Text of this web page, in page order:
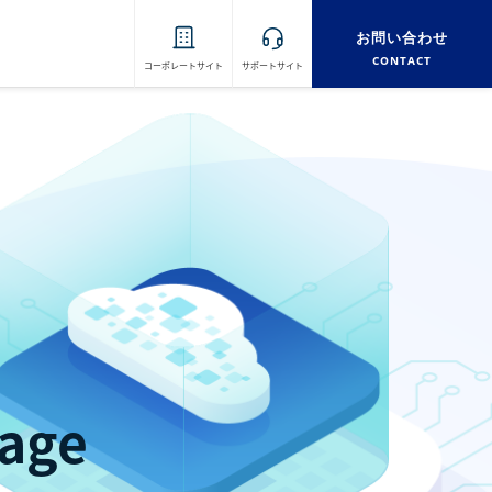
コーポレートサイト サポートサイト
お問い合わせ
CONTACT